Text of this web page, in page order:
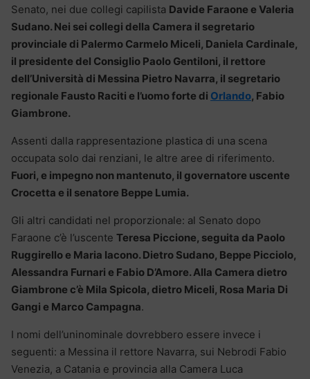
Senato, nei due collegi capilista Davide Faraone e Valeria
Sudano. Nei sei collegi della Camera il segretario
provinciale di Palermo Carmelo Miceli, Daniela Cardinale,
il presidente del Consiglio Paolo Gentiloni, il rettore
dell’Università di Messina Pietro Navarra, il segretario
regionale Fausto Raciti e l’uomo forte di Orlando, Fabio
Giambrone.
Assenti dalla rappresentazione plastica di una scena
occupata solo dai renziani, le altre aree di riferimento.
Fuori, e impegno non mantenuto, il governatore uscente
Crocetta e il senatore Beppe Lumia.
Gli altri candidati nel proporzionale: al Senato dopo
Faraone c’è l’uscente Teresa Piccione, seguita da Paolo
Ruggirello e Maria Iacono. Dietro Sudano, Beppe Picciolo,
Alessandra Furnari e Fabio D’Amore. Alla Camera dietro
Giambrone c’è Mila Spicola, dietro Miceli, Rosa Maria Di
Gangi e Marco Campagna.
I nomi dell’uninominale dovrebbero essere invece i
seguenti: a Messina il rettore Navarra, sui Nebrodi Fabio
Venezia, a Catania e provincia alla Camera Luca